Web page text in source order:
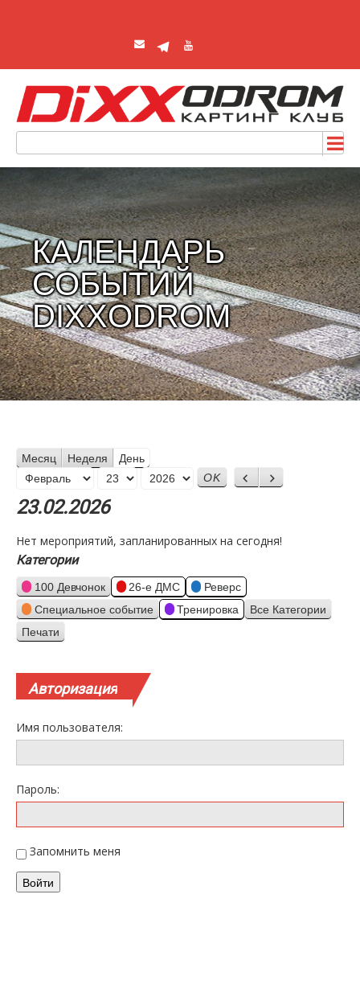
КАЛЕНДАРЬ
СОБЫТИЙ
DIXXODROM
Месяц Неделя День
Месяц
День
Год
Назад
Вперед
23.02.2026
Нет мероприятий, запланированных на сегодня!
Категории
100 Девчонок 26-е ДМС
Реверс
Специальное событие
Тренировка Все Категории
Просмотр
Печати
Авторизация
Имя пользователя:
Пароль:
Запомнить меня
Войти